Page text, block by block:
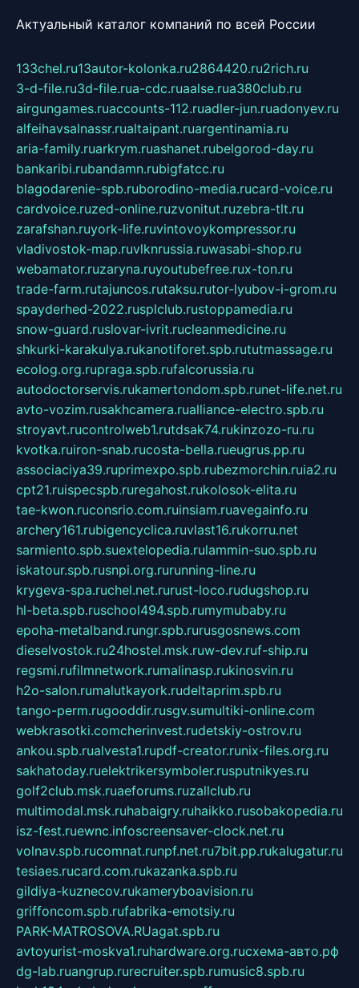
Актуальный каталог компаний по всей России
133chel.ru13autor-kolonka.ru2864420.ru2rich.ru
3-d-file.ru3d-file.rua-cdc.ruaalse.rua380club.ru
airgungames.ruaccounts-112.ruadler-jun.ruadonyev.ru
alfeihavsalnassr.rualtaipant.ruargentinamia.ru
aria-family.ruarkrym.ruashanet.rubelgorod-day.ru
bankaribi.rubandamn.rubigfatcc.ru
blagodarenie-spb.ruborodino-media.rucard-voice.ru
cardvoice.ruzed-online.ruzvonitut.ruzebra-tlt.ru
zarafshan.ruyork-life.ruvintovoykompressor.ru
vladivostok-map.ruvlknrussia.ruwasabi-shop.ru
webamator.ruzaryna.ruyoutubefree.rux-ton.ru
trade-farm.rutajuncos.rutaksu.rutor-lyubov-i-grom.ru
spayderhed-2022.rusplclub.rustoppamedia.ru
snow-guard.ruslovar-ivrit.rucleanmedicine.ru
shkurki-karakulya.rukanotiforet.spb.rututmassage.ru
ecolog.org.rupraga.spb.rufalcorussia.ru
autodoctorservis.rukamertondom.spb.runet-life.net.ru
avto-vozim.rusakhcamera.rualliance-electro.spb.ru
stroyavt.rucontrolweb1.rutdsak74.rukinzozo-ru.ru
kvotka.ruiron-snab.rucosta-bella.rueugrus.pp.ru
associaciya39.ruprimexpo.spb.rubezmorchin.ruia2.ru
cpt21.ruispecspb.ruregahost.rukolosok-elita.ru
tae-kwon.ruconsrio.com.ruinsiam.ruavegainfo.ru
archery161.rubigencyclica.ruvlast16.rukorru.net
sarmiento.spb.suextelopedia.rulammin-suo.spb.ru
iskatour.spb.rusnpi.org.rurunning-line.ru
krygeva-spa.ruchel.net.rurust-loco.rudugshop.ru
hl-beta.spb.ruschool494.spb.rumymubaby.ru
epoha-metalband.rungr.spb.rurusgosnews.com
dieselvostok.ru24hostel.msk.ruw-dev.ruf-ship.ru
regsmi.rufilmnetwork.rumalinasp.rukinosvin.ru
h2o-salon.rumalutkayork.rudeltaprim.spb.ru
tango-perm.rugooddir.rusgv.sumultiki-online.com
webkrasotki.comcherinvest.rudetskiy-ostrov.ru
ankou.spb.rualvesta1.rupdf-creator.runix-files.org.ru
sakhatoday.ruelektrikersymboler.rusputnikyes.ru
golf2club.msk.ruaeforums.ruzallclub.ru
multimodal.msk.ruhabaigry.ruhaikko.rusobakopedia.ru
isz-fest.ruewnc.infoscreensaver-clock.net.ru
volnav.spb.rucomnat.runpf.net.ru7bit.pp.rukalugatur.ru
tesiaes.rucard.com.rukazanka.spb.ru
gildiya-kuznecov.rukameryboavision.ru
griffoncom.spb.rufabrika-emotsiy.ru
PARK-MATROSOVA.RUagat.spb.ru
avtoyurist-moskva1.ruhardware.org.ruсхема-авто.рф
dg-lab.ruangrup.rurecruiter.spb.rumusic8.spb.ru